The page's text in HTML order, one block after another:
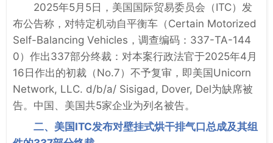
2025年5月5日，美国国际贸易委员会（ITC）发
布公告称，对特定机动自平衡车（Certain Motorized
Self-Balancing Vehicles，调查编码：337-TA-144
0）作出337部分终裁：对本案行政法官于2025年4月
16日作出的初裁（No.7）不予复审，即美国Unicorn
Network, LLC. d/b/a/ Sisigad, Dover, Del为缺席被
告。中国、美国共5家企业为列名被告。
二、美国ITC发布对壁挂式烘干排气口总成及其组